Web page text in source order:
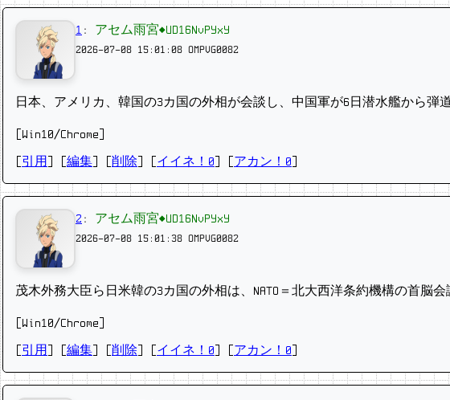
1 : アセム雨宮◆UD16NvPYxY
2026-07-08 15:01:08 OMPVG0082
日本、アメリカ、韓国の3カ国の外相が会談し、中国軍が6日潜水艦から
[Win10/Chrome]
引用 編集 削除 イイネ！0 アカン！0
2 : アセム雨宮◆UD16NvPYxY
2026-07-08 15:01:38 OMPVG0082
茂木外務大臣ら日米韓の3カ国の外相は、NATO＝北大西洋条約機構の首脳
[Win10/Chrome]
引用 編集 削除 イイネ！0 アカン！0